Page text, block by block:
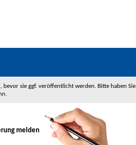
sie ggf. veröffentlicht werden. Bitte haben Sie
melden